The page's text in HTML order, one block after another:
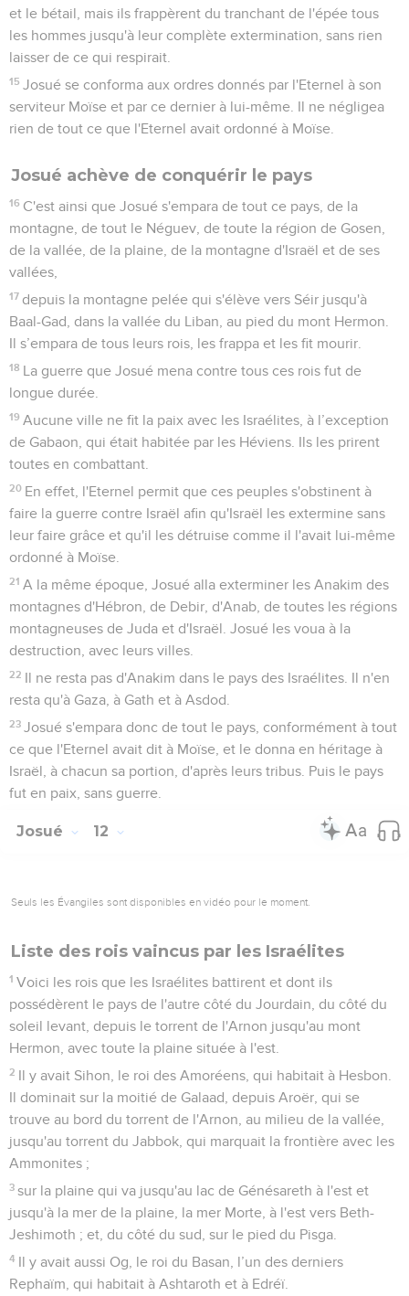
et le bétail, mais ils frappèrent du tranchant de l'épée tous
les hommes jusqu'à leur complète extermination, sans rien
laisser de ce qui respirait.
15 Josué se conforma aux ordres donnés par l'Eternel à son
serviteur Moïse et par ce dernier à lui-même. Il ne négligea
rien de tout ce que l'Eternel avait ordonné à Moïse.
Josué achève de conquérir le pays
16 C'est ainsi que Josué s'empara de tout ce pays, de la
montagne, de tout le Néguev, de toute la région de Gosen,
de la vallée, de la plaine, de la montagne d'Israël et de ses
vallées,
17 depuis la montagne pelée qui s'élève vers Séir jusqu'à
Baal-Gad, dans la vallée du Liban, au pied du mont Hermon.
Il s’empara de tous leurs rois, les frappa et les fit mourir.
18 La guerre que Josué mena contre tous ces rois fut de
longue durée.
19 Aucune ville ne fit la paix avec les Israélites, à l’exception
de Gabaon, qui était habitée par les Héviens. Ils les prirent
toutes en combattant.
20 En effet, l'Eternel permit que ces peuples s'obstinent à
faire la guerre contre Israël afin qu'Israël les extermine sans
leur faire grâce et qu'il les détruise comme il l'avait lui-même
ordonné à Moïse.
21 A la même époque, Josué alla exterminer les Anakim des
montagnes d'Hébron, de Debir, d'Anab, de toutes les régions
montagneuses de Juda et d'Israël. Josué les voua à la
destruction, avec leurs villes.
22 Il ne resta pas d'Anakim dans le pays des Israélites. Il n'en
resta qu'à Gaza, à Gath et à Asdod.
23 Josué s'empara donc de tout le pays, conformément à tout
ce que l'Eternel avait dit à Moïse, et le donna en héritage à
Israël, à chacun sa portion, d'après leurs tribus. Puis le pays
fut en paix, sans guerre.
Josué 12
Seuls les Évangiles sont disponibles en vidéo pour le moment.
Liste des rois vaincus par les Israélites
1 Voici les rois que les Israélites battirent et dont ils
possédèrent le pays de l'autre côté du Jourdain, du côté du
soleil levant, depuis le torrent de l'Arnon jusqu'au mont
Hermon, avec toute la plaine située à l'est.
2 Il y avait Sihon, le roi des Amoréens, qui habitait à Hesbon.
Il dominait sur la moitié de Galaad, depuis Aroër, qui se
trouve au bord du torrent de l'Arnon, au milieu de la vallée,
jusqu'au torrent du Jabbok, qui marquait la frontière avec les
Ammonites ;
3 sur la plaine qui va jusqu'au lac de Génésareth à l'est et
jusqu'à la mer de la plaine, la mer Morte, à l'est vers Beth-
Jeshimoth ; et, du côté du sud, sur le pied du Pisga.
4 Il y avait aussi Og, le roi du Basan, l’un des derniers
Rephaïm, qui habitait à Ashtaroth et à Edréï.